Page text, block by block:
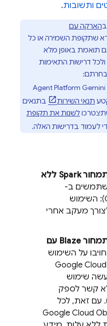
.
השמירה או כל
מלא
התאימות
Agent
בתנאים
את תקופת
האלה.
פרויקטים בתוכנית התמחור Spark ללא
ב-
אחרי
פרויקטים בתוכנית התמחור Blaze עם
לכל
Google